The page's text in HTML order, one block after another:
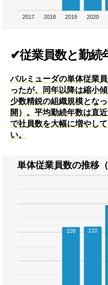
2017 2018 2019 2020
✔従業員数と勤続
バルミューダの単体従業
ったが、同年以降は縮小
少数精鋭の組織規模とな
開）。平均勤続年数は直
で社員数を大幅に増やし
い。
単体従業員数の推移（
109 110